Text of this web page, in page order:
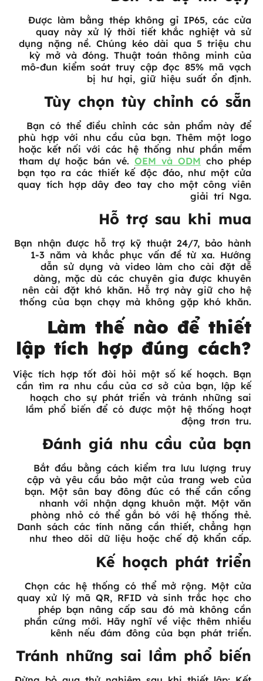
Được làm bằng thép không gỉ IP65, các cửa
quay này xử lý thời tiết khắc nghiệt và sử
dụng nặng nề. Chúng kéo dài qua 5 triệu chu
kỳ mở và đóng. Thuật toán thông minh của
mô-đun kiểm soát truy cập đọc 85% mã vạch
bị hư hại, giữ hiệu suất ổn định.
Tùy chọn tùy chỉnh có sẵn
Bạn có thể điều chỉnh các sản phẩm này để
phù hợp với nhu cầu của bạn. Thêm một logo
hoặc kết nối với các hệ thống như phần mềm
tham dự hoặc bán vé. OEM và ODM cho phép
bạn tạo ra các thiết kế độc đáo, như một cửa
quay tích hợp dây đeo tay cho một công viên
giải trí Nga.
Hỗ trợ sau khi mua
Bạn nhận được hỗ trợ kỹ thuật 24/7, bảo hành
1-3 năm và khắc phục vấn đề từ xa. Hướng
dẫn sử dụng và video làm cho cài đặt dễ
dàng, mặc dù các chuyên gia được khuyên
nên cài đặt khó khăn. Hỗ trợ này giữ cho hệ
thống của bạn chạy mà không gặp khó khăn.
Làm thế nào để thiết
lập tích hợp đúng cách?
Việc tích hợp tốt đòi hỏi một số kế hoạch. Bạn
cần tìm ra nhu cầu của cơ sở của bạn, lập kế
hoạch cho sự phát triển và tránh những sai
lầm phổ biến để có được một hệ thống hoạt
động trơn tru.
Đánh giá nhu cầu của bạn
Bắt đầu bằng cách kiểm tra lưu lượng truy
cập và yêu cầu bảo mật của trang web của
bạn. Một sân bay đông đúc có thể cần cổng
nhanh với nhận dạng khuôn mặt. Một văn
phòng nhỏ có thể gắn bó với hệ thống thẻ.
Danh sách các tính năng cần thiết, chẳng hạn
như theo dõi dữ liệu hoặc chế độ khẩn cấp.
Kế hoạch phát triển
Chọn các hệ thống có thể mở rộng. Một cửa
quay xử lý mã QR, RFID và sinh trắc học cho
phép bạn nâng cấp sau đó mà không cần
phần cứng mới. Hãy nghĩ về việc thêm nhiều
kênh nếu đám đông của bạn phát triển.
Tránh những sai lầm phổ biến